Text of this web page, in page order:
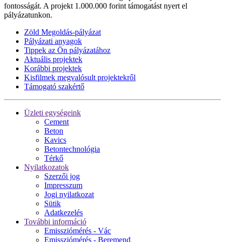
fontosságát. A projekt 1.000.000 forint támogatást nyert el
pályázatunkon.
Zöld Megoldás-pályázat
Pályázati anyagok
Tippek az Ön pályázatához
Aktuális projektek
Korábbi projektek
Kisfilmek megvalósult projektekről
Támogató szakértő
Üzleti egységeink
Cement
Beton
Kavics
Betontechnológia
Térkő
Nyilatkozatok
Szerzői jog
Impresszum
Jogi nyilatkozat
Sütik
Adatkezelés
További információ
Emissziómérés - Vác
Emissziómérés - Beremend